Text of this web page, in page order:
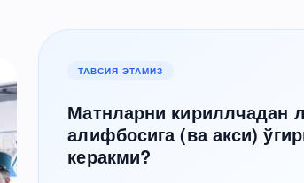
ТАВСИЯ ЭТАМИЗ
Матнларни кириллчадан
алифбосига (ва акси)
керакми?